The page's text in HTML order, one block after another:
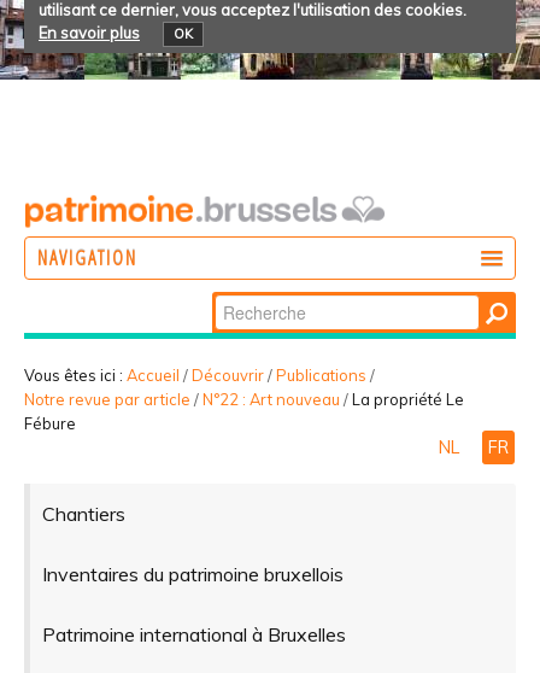
utilisant ce dernier, vous acceptez l'utilisation des cookies.
En savoir plus
OK
NAVIGATION
PARTICIPER
Chercher par
Recherche
avancée…
Vous êtes ici : Accueil /Découvrir/Publications /
Notre revue par article /N°22 : Art nouveau /La propriété Le
Fébure
NL FR
Chantiers
Inventaires du patrimoine bruxellois
Patrimoine international à Bruxelles